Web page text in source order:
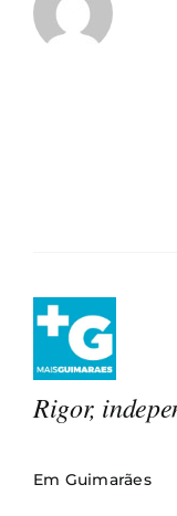
Rigor,
Em Guimarães